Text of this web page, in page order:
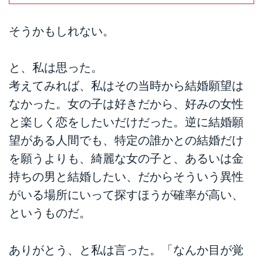
そうかもしれない。
と、私は思った。
考えてみれば、私はその当時から結婚願望は
なかった。女の子は好きだから、好みの女性
と楽しく恋をしたいだけだった。逆に結婚願
望がある人間でも、特定の誰かとの結婚だけ
を願うよりも、綺麗な女の子と、あるいは金
持ちの男と結婚したい、だからそういう異性
がいる場所にいって探すほうが確率が高い、
というものだ。
ありがとう、と私は言った。「なんか目が覚